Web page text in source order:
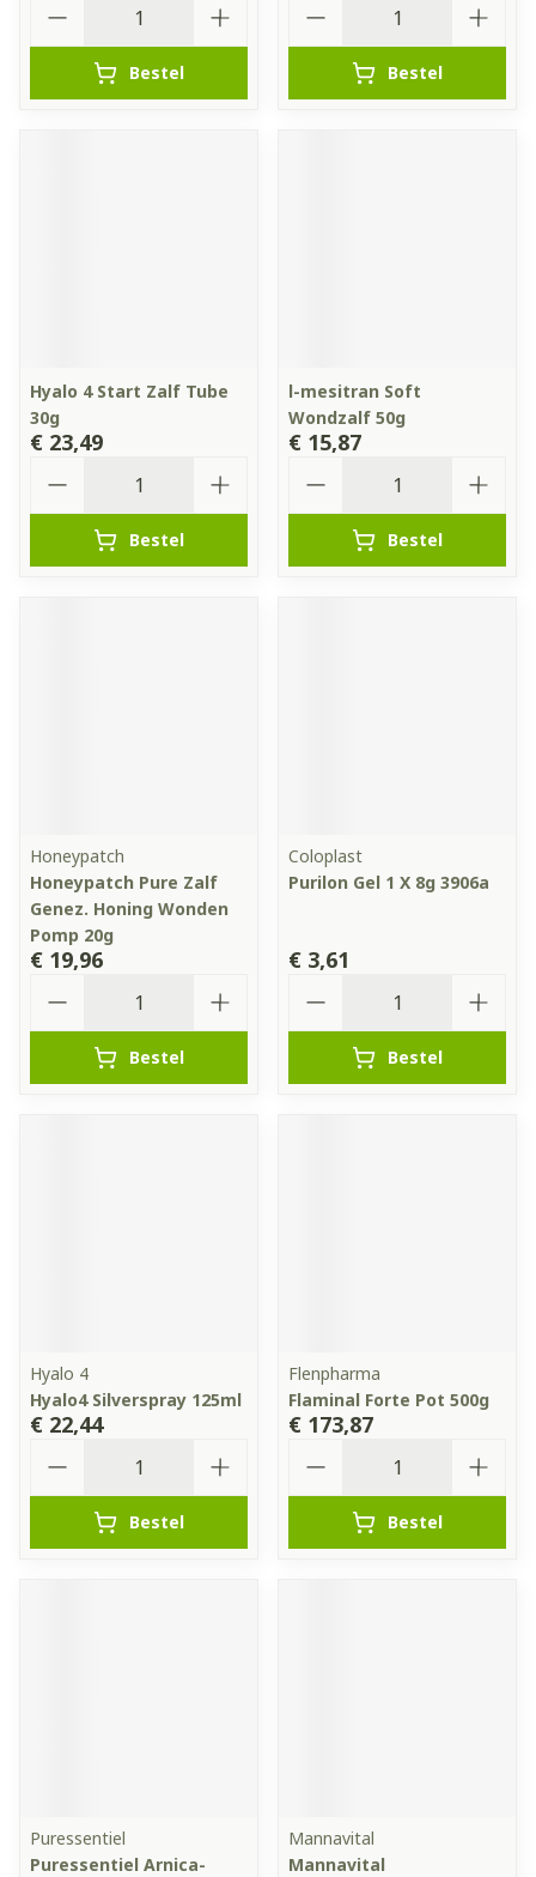
Bestel Bestel
Hyalo 4 Start Zalf Tube
30g
€ 23,49
Bestel
l-mesitran Soft
Wondzalf 50g
€ 15,87
Bestel
Honeypatch
Honeypatch Pure Zalf
Genez. Honing Wonden
Pomp 20g
€ 19,96
Bestel
Coloplast
Purilon Gel 1 X 8g 3906a
€ 3,61
Bestel
Hyalo 4
Hyalo4 Silverspray 125ml
€ 22,44
Bestel
Flenpharma
Flaminal Forte Pot 500g
€ 173,87
Bestel
Puressentiel
Puressentiel Arnica-
Mannavital
Mannavital